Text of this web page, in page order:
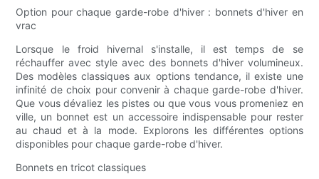
Option pour chaque garde-robe d'hiver : bonnets d'hiver en
vrac
Lorsque le froid hivernal s'installe, il est temps de se
réchauffer avec style avec des bonnets d'hiver volumineux.
Des modèles classiques aux options tendance, il existe une
infinité de choix pour convenir à chaque garde-robe d'hiver.
Que vous dévaliez les pistes ou que vous vous promeniez en
ville, un bonnet est un accessoire indispensable pour rester
au chaud et à la mode. Explorons les différentes options
disponibles pour chaque garde-robe d'hiver.
Bonnets en tricot classiques